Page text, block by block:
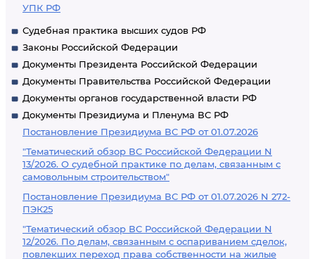
УПК РФ
Судебная практика высших судов РФ
Законы Российской Федерации
Документы Президента Российской Федерации
Документы Правительства Российской Федерации
Документы органов государственной власти РФ
Документы Президиума и Пленума ВС РФ
Постановление Президиума ВС РФ от 01.07.2026
"Тематический обзор ВС Российской Федерации N
13/2026. О судебной практике по делам, связанным с
самовольным строительством"
Постановление Президиума ВС РФ от 01.07.2026 N 272-
ПЭК25
"Тематический обзор ВС Российской Федерации N
12/2026. По делам, связанным с оспариванием сделок,
повлекших переход права собственности на жилые